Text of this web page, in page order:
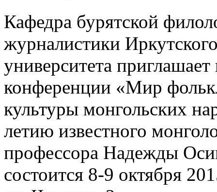
Кафедра бурятской
журналистики
университета
конференции «Мир
культуры монгольских
летию известного
профессора Надежды
состоится 8-9 октября